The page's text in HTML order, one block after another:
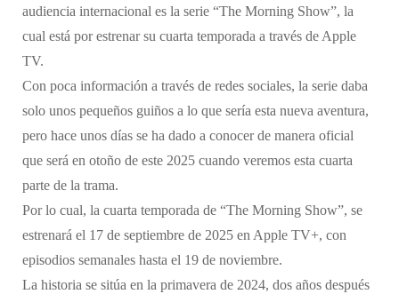
audiencia internacional es la serie “The Morning Show”, la
cual está por estrenar su cuarta temporada a través de Apple
TV.
Con poca información a través de redes sociales, la serie daba
solo unos pequeños guiños a lo que sería esta nueva aventura,
pero hace unos días se ha dado a conocer de manera oficial
que será en otoño de este 2025 cuando veremos esta cuarta
parte de la trama.
Por lo cual, la cuarta temporada de “The Morning Show”, se
estrenará el 17 de septiembre de 2025 en Apple TV+, con
episodios semanales hasta el 19 de noviembre.
La historia se sitúa en la primavera de 2024, dos años después